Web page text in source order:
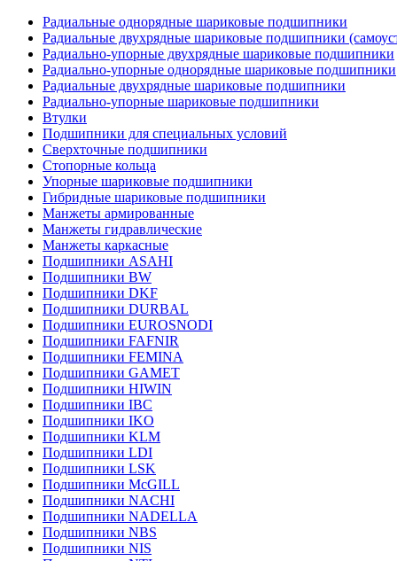
Радиальные однорядные шариковые подшипники
Радиальные двухрядные шариковые подшипники
Радиально-упорные двухрядные шариковые подшипники
Радиально-упорные однорядные шариковые подшипники
Радиальные двухрядные шариковые подшипники
Радиально-упорные шариковые подшипники
Втулки
Подшипники для специальных условий
Сверхточные подшипники
Стопорные кольца
Упорные шариковые подшипники
Гибридные шариковые подшипники
Манжеты армированные
Манжеты гидравлические
Манжеты каркасные
Подшипники ASAHI
Подшипники BW
Подшипники DKF
Подшипники DURBAL
Подшипники EUROSNODI
Подшипники FAFNIR
Подшипники FEMINA
Подшипники GAMET
Подшипники HIWIN
Подшипники IBC
Подшипники IKO
Подшипники KLM
Подшипники LDI
Подшипники LSK
Подшипники McGILL
Подшипники NACHI
Подшипники NADELLA
Подшипники NBS
Подшипники NIS